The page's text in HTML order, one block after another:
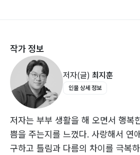
것이다. - 브런치 작가 나소공
사랑에 관한 알파 님의 따뜻한 시선
책! 사랑은 마음에서 마음으로 전하
지켜야 할 가장 소중한 가치는 사랑
이 이 책을 보고 일상 속에서 사랑을
한 방법들을 느껴 보시기를 바라며.
2. 이해
2-1. 부부관계의 성숙은 이해와 배려
2-2. 부부는 서로 환대해야 한다043
2-3. 어떤 사람과 결혼해야 할까?047
2-4. 아내와 대화하는 시간의 중요성
2-5. 아내와의 야경 데이트055
2-6. 여보! 의리~058
2-7. 아내와 장 보는 시간061
작가 정보
저자(글) 최지훈
인물 상세 정보
저자는 부부 생활을 해 오면서 행복
쁨을 주는지를 느꼈다. 사랑해서 연
구하고 틀림과 다름의 차이를 극복